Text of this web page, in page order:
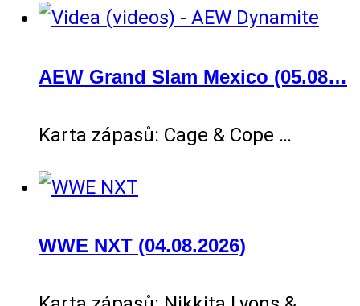
AEW Grand Slam Mexico (05.08…
Karta zápasů: Cage & Cope …
WWE NXT (04.08.2026)